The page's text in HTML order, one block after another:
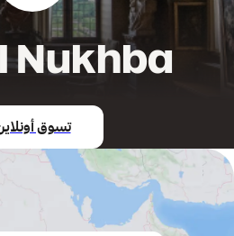
Nukhba
تسوق